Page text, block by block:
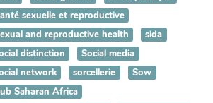
sexuelle et reproductive
and reproductive health
sida
distinction
Social media
network
sorcellerie
Sow
Saharan Africa